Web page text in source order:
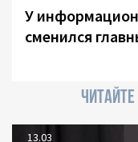
У
сменился
13.03